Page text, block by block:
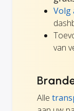
Volg
van
Alle